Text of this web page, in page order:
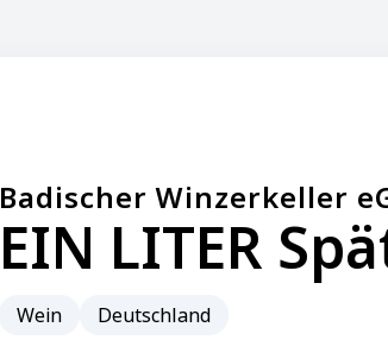
Badischer Winzerkeller
EIN LITER
Wein Deutschland